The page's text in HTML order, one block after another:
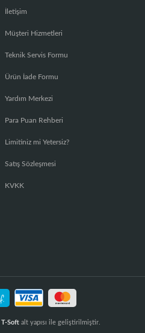
İletişim
Müşteri Hizmetleri
Teknik Servis Formu
Ürün İade Formu
Yardım Merkezi
Para Puan Rehberi
Limitiniz mi Yetersiz?
Satış Sözleşmesi
KVKK
T-Softalt yapısı ile geliştirilmiştir.